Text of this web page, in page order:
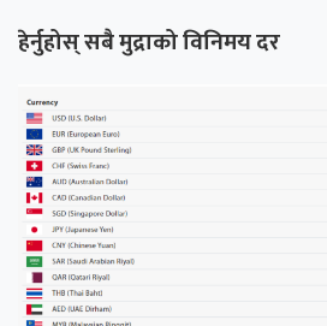
हेर्नुहोस् सबै मुद्राको विनिमय दर